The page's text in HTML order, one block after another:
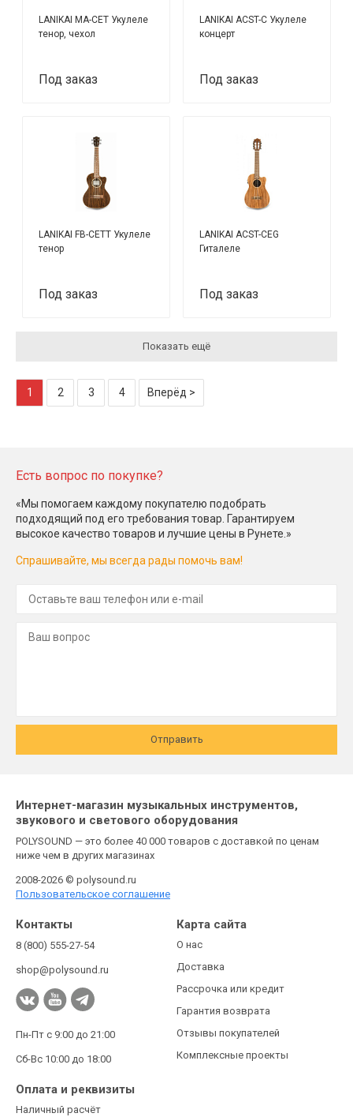
LANIKAI MA-CET Укулеле
тенор, чехол
Под заказ
LANIKAI ACST-C Укулеле
концерт
Под заказ
LANIKAI FB-CETT Укулеле
тенор
Под заказ
LANIKAI ACST-CEG
Гиталеле
Под заказ
Показать ещё
1 2 3 4 Вперёд >
Есть вопрос по покупке?
«Мы помогаем каждому покупателю подобрать
подходящий под его требования товар. Гарантируем
высокое качество товаров и лучшие цены в Рунете.»
Спрашивайте, мы всегда рады помочь вам!
Отправить
Интернет-магазин музыкальных инструментов,
звукового и светового оборудования
POLYSOUND — это более 40 000 товаров с доставкой по ценам
ниже чем в других магазинах
2008-2026 © polysound.ru
Пользовательское соглашение
Контакты
8 (800) 555-27-54
shop@polysound.ru
Пн-Пт с 9:00 до 21:00
Сб-Вс 10:00 до 18:00
Карта сайта
О нас
Доставка
Рассрочка или кредит
Гарантия возврата
Отзывы покупателей
Комплексные проекты
Оплата и реквизиты
Наличный расчёт